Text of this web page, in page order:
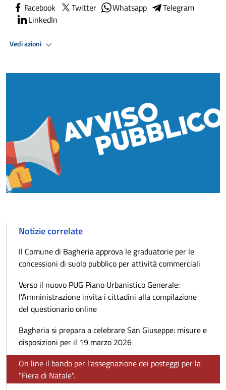
Facebook Twitter Whatsapp
Telegram
LinkedIn
Vedi azioni
Notizie correlate
Il Comune di Bagheria approva le graduatorie per le
concessioni di suolo pubblico per attività commerciali
Verso il nuovo PUG Piano Urbanistico Generale:
l'Amministrazione invita i cittadini alla compilazione
del questionario online
Bagheria si prepara a celebrare San Giuseppe: misure e
disposizioni per il 19 marzo 2026
On line il bando per l'assegnazione dei posteggi per la
"Fiera di Natale".